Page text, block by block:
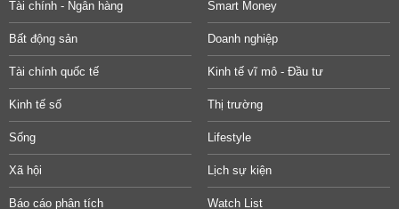
Tài chính - Ngân hàng Smart Money
Bất động sản Doanh nghiệp
Tài chính quốc tế Kinh tế vĩ mô - Đầu tư
Kinh tế số Thị trường
Sống Lifestyle
Xã hội Lịch sự kiện
Báo cáo phân tích Watch List